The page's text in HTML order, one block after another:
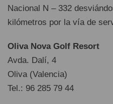
Nacional N – 332
kilómetros por la vía de
Oliva Nova Golf Resort
Avda. Dalí, 4
Oliva (Valencia)
Tel.: 96 285 79 44